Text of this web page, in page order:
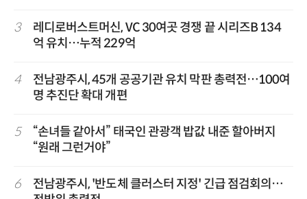
3
레디로버스트머신, VC 30여곳 경쟁 끝 시리즈B 134
억 유치…누적 229억
4
전남광주시, 45개 공공기관 유치 막판 총력전…100여
명 추진단 확대 개편
5
“손녀들 같아서” 태국인 관광객 밥값 내준 할아버지
“원래 그런거야”
6
전남광주시, '반도체 클러스터 지정' 긴급 점검회의…